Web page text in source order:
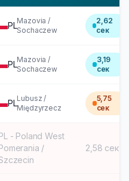
PLMazovia /
Sochaczew
2,62
сек
PLMazovia /
Sochaczew
3,19
сек
PLLubusz /
Międzyrzecz
5,75
сек
- Poland West
/
2,58 сек